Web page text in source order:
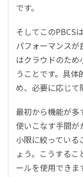
です。
そしてこのPBCS
パフォーマンスが
はクラウドのため
うことです。具
め、必要に応じて
最初から機能が多
使いこなす手間が
小限に絞っている
ょう。こうする
ールを使用できま